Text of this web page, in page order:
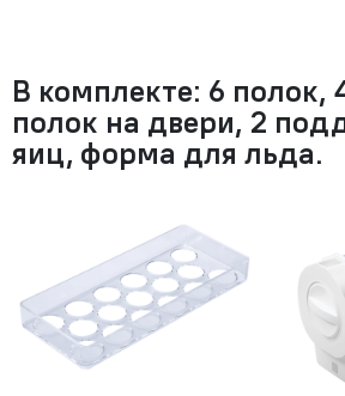
В комплекте: 6 полок,
полок на двери, 2
яиц, форма для льда.